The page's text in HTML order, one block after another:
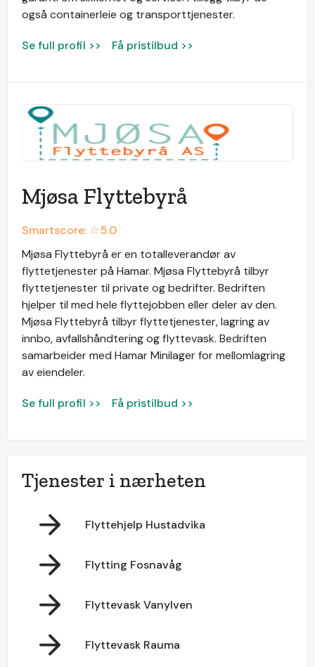
også containerleie og transporttjenester.
Se full profil >> Få pristilbud >>
Mjøsa Flyttebyrå
Smartscore: ☆5.0
Mjøsa Flyttebyrå er en totalleverandør av
flyttetjenester på Hamar. Mjøsa Flyttebyrå tilbyr
flyttetjenester til private og bedrifter. Bedriften
hjelper til med hele flyttejobben eller deler av den.
Mjøsa Flyttebyrå tilbyr flyttetjenester, lagring av
innbo, avfallshåndtering og flyttevask. Bedriften
samarbeider med Hamar Minilager for mellomlagring
av eiendeler.
Se full profil >> Få pristilbud >>
Tjenester i nærheten
Flyttehjelp Hustadvika
Flytting Fosnavåg
Flyttevask Vanylven
Flyttevask Rauma